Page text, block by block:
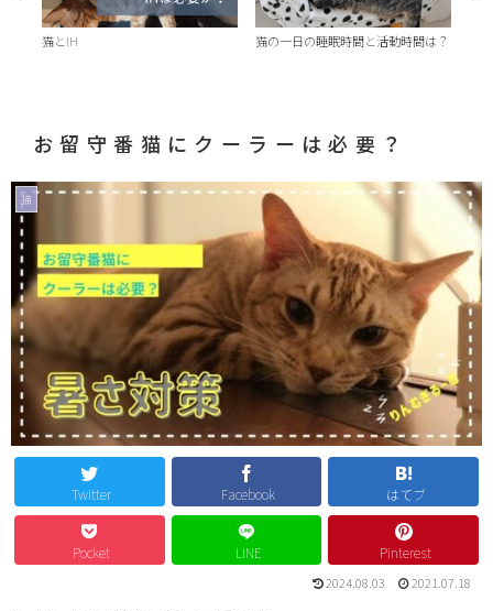
洗面所にタイルは必要？ 猫の髭の役割！気分屋猫は髭を見れ
お留守番猫にクーラーは必要？
猫
Twitter Facebook はてブ
Pocket LINE Pinterest
2024.08.03 2021.07.18